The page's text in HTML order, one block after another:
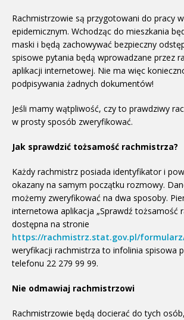
Rachmistrzowie są przygotowani do pracy
epidemicznym. Wchodząc do mieszkania
maski i będą zachowywać bezpieczny
spisowe pytania będą wprowadzane przez
aplikacji internetowej. Nie ma więc
podpisywania żadnych dokumentów!
Jeśli mamy wątpliwość, czy to prawdziwy
w prosty sposób zweryfikować.
Jak sprawdzić tożsamość rachmistrza?
Każdy rachmistrz posiada identyfikator i
okazany na samym początku rozmowy.
możemy zweryfikować na dwa sposoby.
internetowa aplikacja „Sprawdź tożsamość
dostępna na stronie
https://rachmistrz.stat.gov.pl/
weryfikacji rachmistrza to infolinia spisowa
telefonu 22 279 99 99.
Nie odmawiaj rachmistrzowi
Rachmistrzowie będą docierać do tych